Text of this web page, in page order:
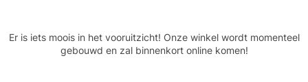
Er is iets moois in het vooruitzicht! Onze winkel wordt momenteel
gebouwd en zal binnenkort online komen!